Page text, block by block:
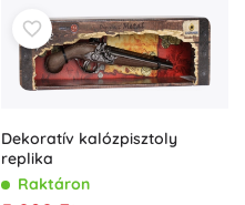
Dekoratív kalózpisztoly
replika
Raktáron